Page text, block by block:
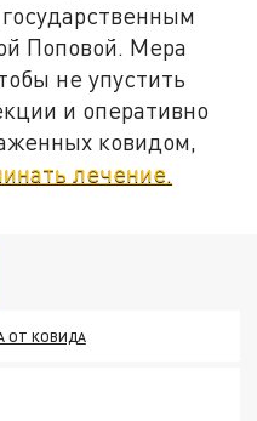
Поповой. Мера
не упустить
и оперативно
ковидом,
лечение.
ОТ КОВИДА